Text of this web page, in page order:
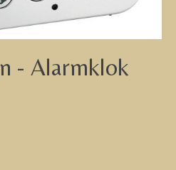
- Alarmklok